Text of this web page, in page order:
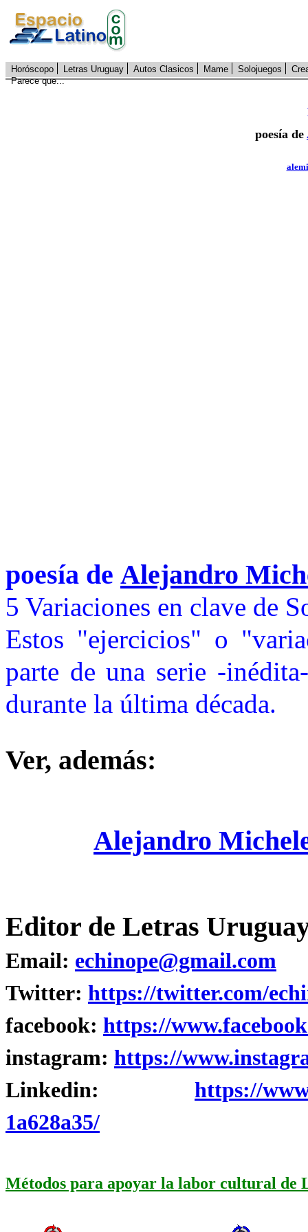
Horóscopo Letras Uruguay Autos Clasicos Mame Solojuegos
Parece que...
poesía de
poesía de Alejandro
5 Variaciones en clave de
Estos "ejercicios" o
parte de una serie -
durante la última década.
Ver, además:
Alejandro
Editor de Letras
Email: echinope@gmail.com
Twitter: https://twitter.com/
facebook: https://
instagram: https://
Linkedin: https://
1a628a35/
Métodos para apoyar la labor cultural de